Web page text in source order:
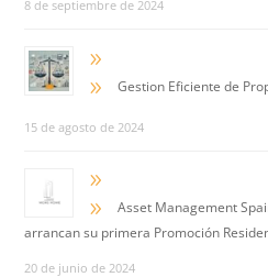
8 de septiembre de 2024
9
9
Gestion Eficiente de
15 de agosto de 2024
9
9
Asset Management
arrancan su primera Promoción
20 de junio de 2024